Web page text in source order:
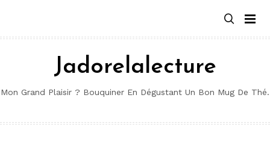
contenu
Jadorelalecture
Mon Grand Plaisir ? Bouquiner En Dégustant Un Bon Mug De Thé.